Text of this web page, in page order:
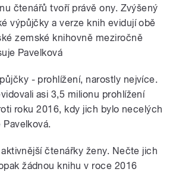
čtenářů tvoří právě ony. Zvýšený
výpůjčky a verze knih evidují obě
zemské knihovně meziročně
Pavelková
- prohlížení, narostly nejvíce.
asi 3,5 milionu prohlížení
roku 2016, kdy jich bylo necelých
čtenářky ženy. Nečte jich
žádnou knihu v roce 2016